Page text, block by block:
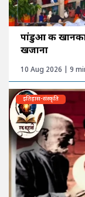
पांडुआ की
खजाना
10 Aug 2026 | 9
इतिहास-संस्कृति